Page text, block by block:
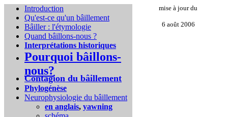
Introduction
Qu'est-ce qu'un bâillement
Bâiller : l'étymologie
Quand bâillons-nous ?
Interprétations historiques
Pourquoi bâillons-
nous?
Contagion du bâillement
Phylogénèse
Neurophysiologie du bâillement
en anglais, yawning
mise à jour du
6 août 2006